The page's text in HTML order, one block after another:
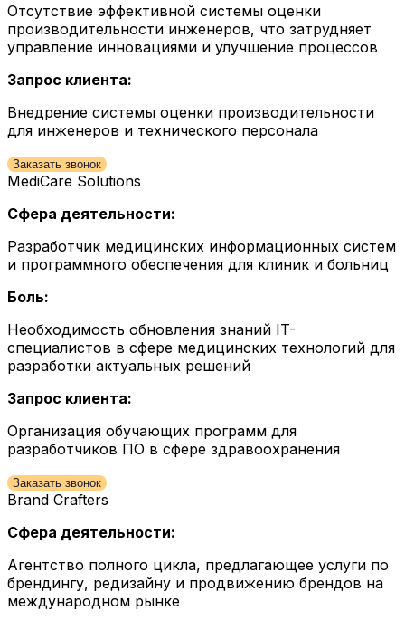
Отсутствие эффективной системы оценки
производительности инженеров, что затрудняет
управление инновациями и улучшение процессов
Запрос клиента:
Внедрение системы оценки производительности
для инженеров и технического персонала
Заказать звонок
MediCare Solutions
Сфера деятельности:
Разработчик медицинских информационных систем
и программного обеспечения для клиник и больниц
Боль:
Необходимость обновления знаний IT-
специалистов в сфере медицинских технологий для
разработки актуальных решений
Запрос клиента:
Организация обучающих программ для
разработчиков ПО в сфере здравоохранения
Заказать звонок
Brand Crafters
Сфера деятельности:
Агентство полного цикла, предлагающее услуги по
брендингу, редизайну и продвижению брендов на
международном рынке